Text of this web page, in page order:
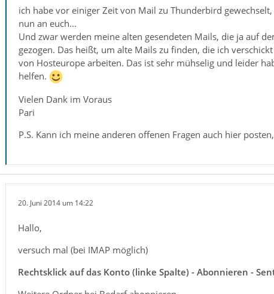
ich habe vor einiger Zeit von Mail zu Thunderbird
nun an euch...
Und zwar werden meine alten gesendeten Mails, die ja auf
gezogen. Das heißt, um alte Mails zu finden, die ich
von Hosteurope arbeiten. Das ist sehr mühselig und leider
helfen.
Vielen Dank im Voraus
Pari
P.S. Kann ich meine anderen offenen Fragen auch hier
20. Juni 2014 um 14:22
Hallo,
versuch mal (bei IMAP möglich)
Rechtsklick auf das Konto (linke Spalte) - Abonnieren -